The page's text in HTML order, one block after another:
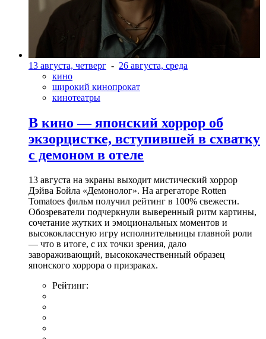
13 августа, четверг - 26 августа, среда
кино
широкий кинопрокат
кинотеатры
В кино — японский хоррор об
экзорцистке, вступившей в схватку
с демоном в отеле
13 августа на экраны выходит мистический хоррор
Дэйва Бойла «Демонолог». На агрегаторе Rotten
Tomatoes фильм получил рейтинг в 100% свежести.
Обозреватели подчеркнули выверенный ритм картины,
сочетание жутких и эмоциональных моментов и
высококлассную игру исполнительницы главной роли
— что в итоге, с их точки зрения, дало
завораживающий, высококачественный образец
японского хоррора о призраках.
Рейтинг: